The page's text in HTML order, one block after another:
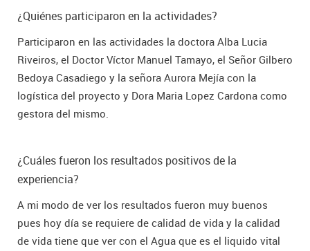
¿Quiénes participaron en la actividades?
Participaron en las actividades la doctora Alba Lucia
Riveiros, el Doctor Víctor Manuel Tamayo, el Señor Gilbero
Bedoya Casadiego y la señora Aurora Mejía con la
logística del proyecto y Dora Maria Lopez Cardona como
gestora del mismo.
¿Cuáles fueron los resultados positivos de la
experiencia?
A mi modo de ver los resultados fueron muy buenos
pues hoy día se requiere de calidad de vida y la calidad
de vida tiene que ver con el Agua que es el liquido vital